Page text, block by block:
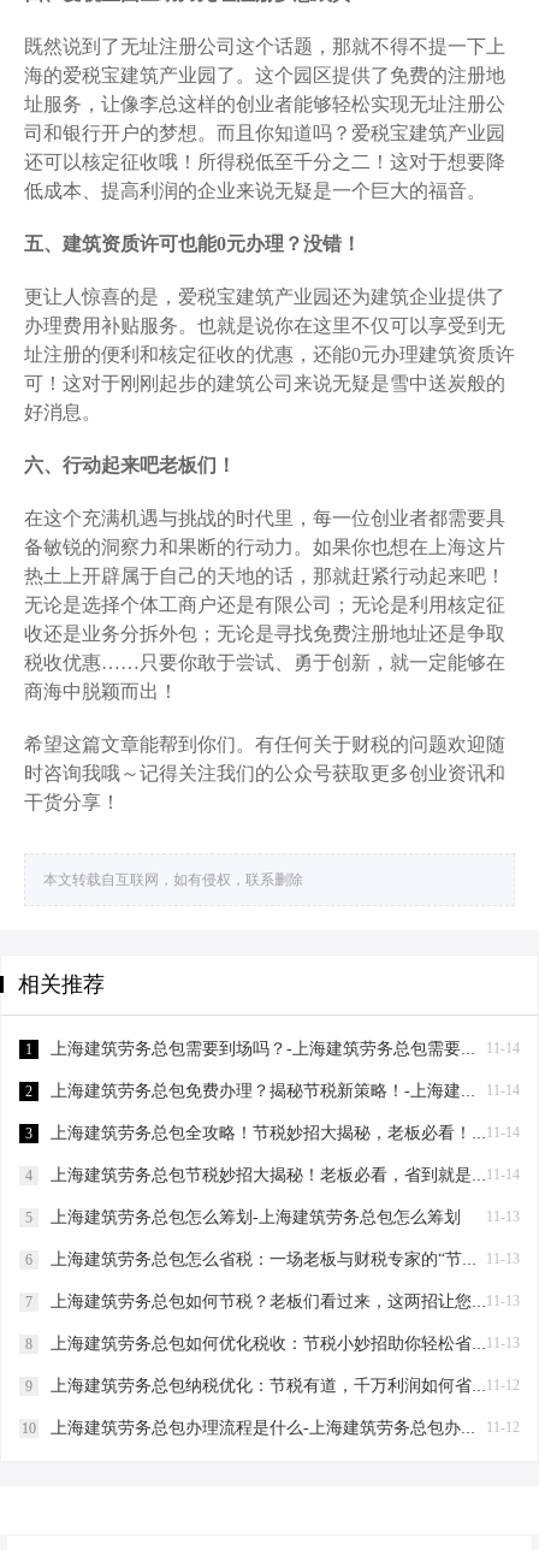
既然说到了无址注册公司这个话题，那就不得不提一下上
海的爱税宝建筑产业园了。这个园区提供了免费的注册地
址服务，让像李总这样的创业者能够轻松实现无址注册公
司和银行开户的梦想。而且你知道吗？爱税宝建筑产业园
还可以核定征收哦！所得税低至千分之二！这对于想要降
低成本、提高利润的企业来说无疑是一个巨大的福音。
五、建筑资质许可也能0元办理？没错！
更让人惊喜的是，爱税宝建筑产业园还为建筑企业提供了
办理费用补贴服务。也就是说你在这里不仅可以享受到无
址注册的便利和核定征收的优惠，还能0元办理建筑资质许
可！这对于刚刚起步的建筑公司来说无疑是雪中送炭般的
好消息。
六、行动起来吧老板们！
在这个充满机遇与挑战的时代里，每一位创业者都需要具
备敏锐的洞察力和果断的行动力。如果你也想在上海这片
热土上开辟属于自己的天地的话，那就赶紧行动起来吧！
无论是选择个体工商户还是有限公司；无论是利用核定征
收还是业务分拆外包；无论是寻找免费注册地址还是争取
税收优惠……只要你敢于尝试、勇于创新，就一定能够在
商海中脱颖而出！
希望这篇文章能帮到你们。有任何关于财税的问题欢迎随
时咨询我哦～记得关注我们的公众号获取更多创业资讯和
干货分享！
本文转载自互联网，如有侵权，联系删除
相关推荐
11-14
1 上海建筑劳务总包需要到场吗？-上海建筑劳务总包需要到场吗？
11-14
2 上海建筑劳务总包免费办理？揭秘节税新策略！-上海建筑劳务总包免费办理吗？
11-14
3 上海建筑劳务总包全攻略！节税妙招大揭秘，老板必看！-上海建筑劳务总包流程和要求
11-14
4 上海建筑劳务总包节税妙招大揭秘！老板必看，省到就是赚到！-上海建筑劳务总包怎么节税
11-13
5 上海建筑劳务总包怎么筹划-上海建筑劳务总包怎么筹划
11-13
6 上海建筑劳务总包怎么省税：一场老板与财税专家的“节税”对话-上海建筑劳务总包怎么省税
11-13
7 上海建筑劳务总包如何节税？老板们看过来，这两招让您省下一辆车的钱！-上海建筑劳务总包如何节税
11-13
8 上海建筑劳务总包如何优化税收：节税小妙招助你轻松省钱！-上海建筑劳务总包如何优化税收
11-12
9 上海建筑劳务总包纳税优化：节税有道，千万利润如何省下“一个亿”？-上海建筑劳务总包纳税优化
11-12
10 上海建筑劳务总包办理流程是什么-上海建筑劳务总包办理流程是什么